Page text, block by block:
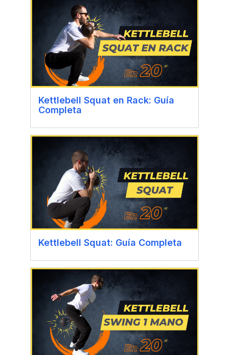
Kettlebell Squat en Rack: Guía
Completa
Kettlebell Squat: Guía Completa